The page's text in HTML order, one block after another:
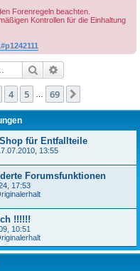
Forenregeln beachten.
Kontrollen für die Einhaltung
Suche
694 5 69
für Entfallteile
13:55
Forumsfunktionen
17:53
!!!!!!
10:51